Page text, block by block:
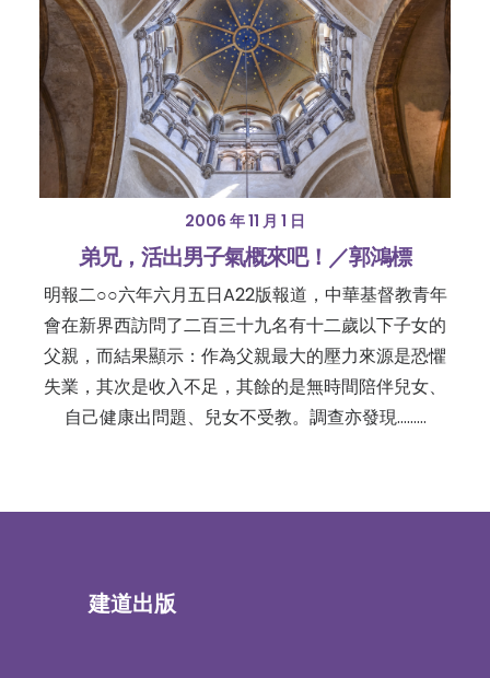
2006 年 11 月 1 日
弟兄，活出男子氣概來吧！／郭鴻標
明報二○○六年六月五日A22版報道，中華基督教青年
會在新界西訪問了二百三十九名有十二歲以下子女的
父親，而結果顯示：作為父親最大的壓力來源是恐懼
失業，其次是收入不足，其餘的是無時間陪伴兒女、
自己健康出問題、兒女不受教。調查亦發現......…
建道出版